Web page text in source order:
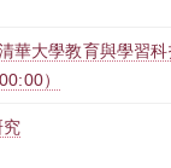
華大學教育與學習
）
究